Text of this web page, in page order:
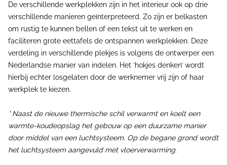
De verschillende werkplekken zijn in het interieur ook op drie
verschillende manieren geïnterpreteerd. Zo zijn er belkasten
om rustig te kunnen bellen of een tekst uit te werken en
faciliteren grote eettafels de ontspannen werkplekken. Deze
verdeling in verschillende plekjes is volgens de ontwerper een
Nederlandse manier van indelen. Het ‘hokjes denken’ wordt
hierbij echter losgelaten door de werknemer vrij zijn of haar
werkplek te kiezen.
* Naast de nieuwe thermische schil verwarmt en koelt een
warmte-koudeopslag het gebouw op een duurzame manier
door middel van een luchtsysteem. Op de begane grond wordt
het luchtsysteem aangevuld met vloerverwarming.